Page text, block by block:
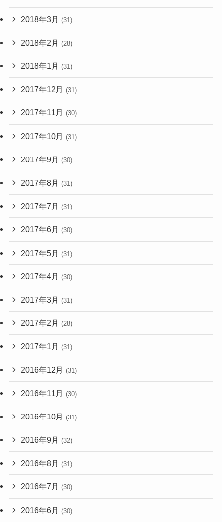
2018年3月 (31)
2018年2月 (28)
2018年1月 (31)
2017年12月 (31)
2017年11月 (30)
2017年10月 (31)
2017年9月 (30)
2017年8月 (31)
2017年7月 (31)
2017年6月 (30)
2017年5月 (31)
2017年4月 (30)
2017年3月 (31)
2017年2月 (28)
2017年1月 (31)
2016年12月 (31)
2016年11月 (30)
2016年10月 (31)
2016年9月 (32)
2016年8月 (31)
2016年7月 (30)
2016年6月 (30)